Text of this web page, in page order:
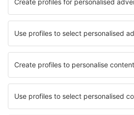
Hoteluri în Mondorf-les-Bains
Hoteluri Reisdorf Hoteluri în
Cele mai bune hoteluri - orașe
Hoteluri în Griswold Hoteluri în